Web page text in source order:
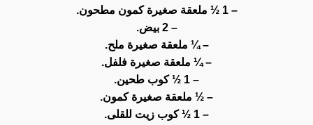
– 1 ½ ملعقة صغيرة كمون مطحون.
– 2 بيض.
– ¼ ملعقة صغيرة ملح.
– ¼ ملعقة صغيرة فلفل.
– 1 ½ كوب طحين.
– ½ ملعقة صغيرة كمون.
– 1 ½ كوب زيت للقلى.